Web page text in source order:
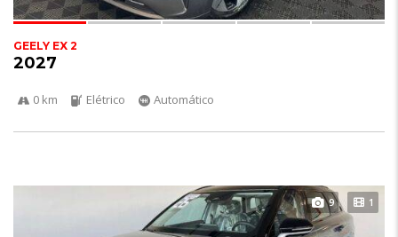
GEELY EX 2
2027
0 km Elétrico Automático
9 1